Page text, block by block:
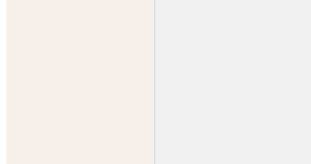
あなたの頑張り、実績次第